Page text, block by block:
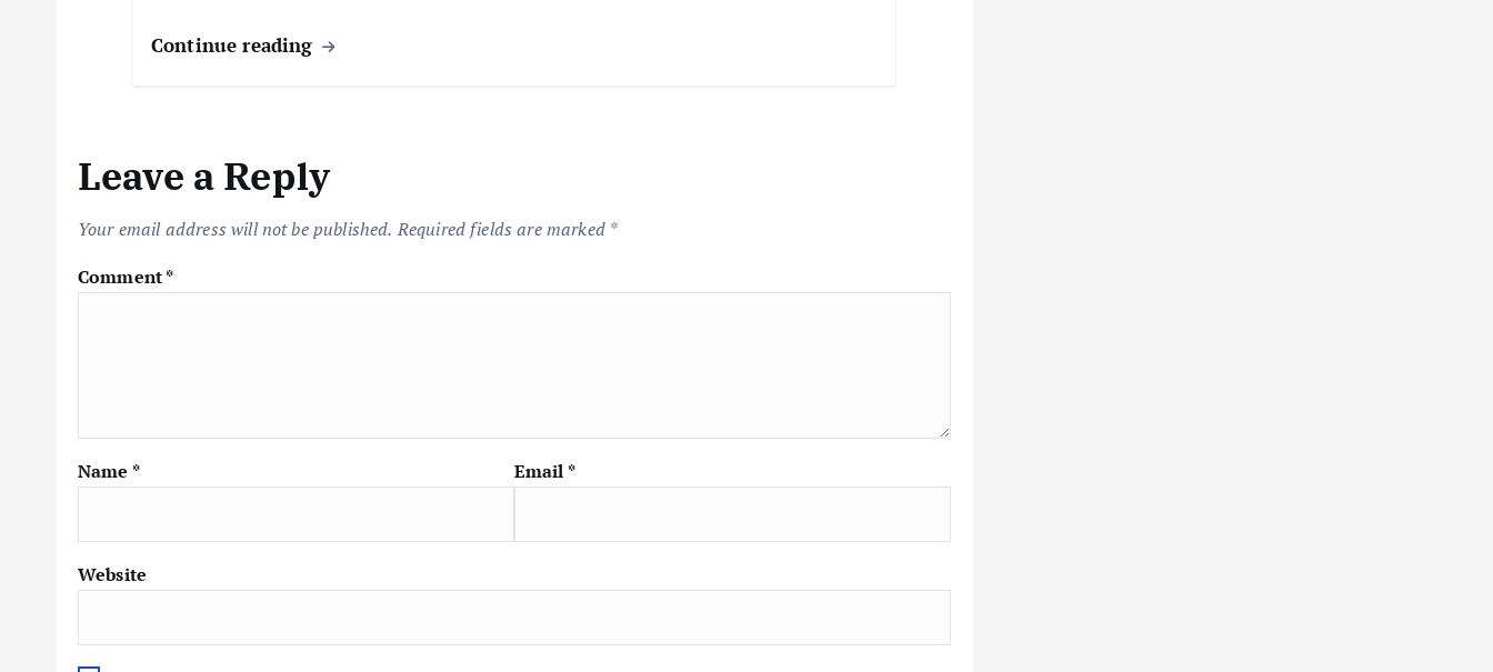
Continue reading
Leave a Reply
Your email address will not be published. Required fields are marked *
Comment*
Name * Email *
Website